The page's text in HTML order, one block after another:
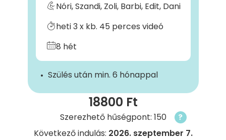
Nóri, Szandi, Zoli, Barbi, Edit, Dani
heti 3 x kb. 45 perces videó
8 hét
Szülés után min. 6 hónappal
18800 Ft
Szerezhető hűségpont: 150
?
Következő indulás: 2026. szeptember 7.